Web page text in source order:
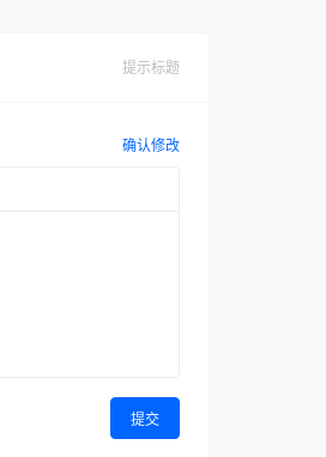
提示标题
确认修改
提交